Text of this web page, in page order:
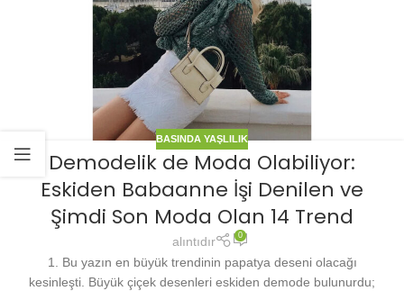
BASINDA YAŞLILIK
Demodelik de Moda Olabiliyor:
Eskiden Babaanne İşi Denilen ve
Şimdi Son Moda Olan 14 Trend
alıntıdır 0
1. Bu yazın en büyük trendinin papatya deseni olacağı
kesinleşti. Büyük çiçek desenleri eskiden demode bulunurdu;